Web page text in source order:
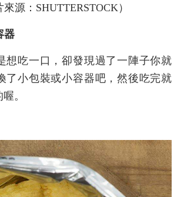
來源：SHUTTERSTOCK）
器
想吃一口，卻發現過了一陣子你就
了小包裝或小容器吧，然後吃完就
。